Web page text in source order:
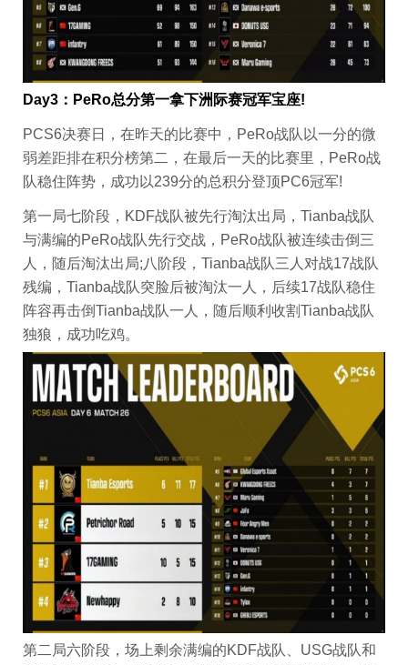
Day3：PeRo总分第一拿下洲际赛冠军宝座!
PCS6决赛日，在昨天的比赛中，PeRo战队以一分的微
弱差距排在积分榜第二，在最后一天的比赛里，PeRo战
队稳住阵势，成功以239分的总积分登顶PC6冠军!
第一局七阶段，KDF战队被先行淘汰出局，Tianba战队
与满编的PeRo战队先行交战，PeRo战队被连续击倒三
人，随后淘汰出局;八阶段，Tianba战队三人对战17战队
残编，Tianba战队突脸后被淘汰一人，后续17战队稳住
阵容再击倒Tianba战队一人，随后顺利收割Tianba战队
独狼，成功吃鸡。
第二局六阶段，场上剩余满编的KDF战队、USG战队和